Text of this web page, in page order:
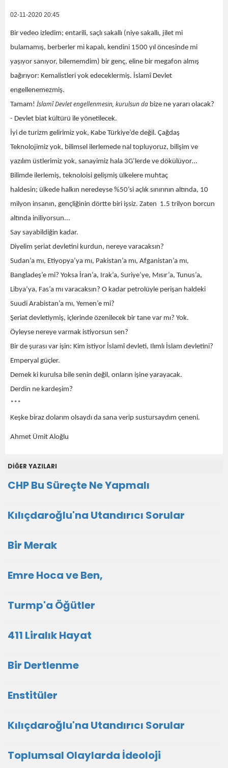
02-11-2020 20:45
Bir vedeo izledim; entarili, saçlı sakallı (niye sakallı, jilet mi
bulamamış, berberler mi kapalı, kendini 1500 yıl öncesinde mi
yaşıyor sanıyor, bilememdim) bir genç, eline bir megafon almış
bağırıyor: Kemalistleri yok edeceklermiş. İslamî Devlet
engellenemezmiş.
Tamam!İslamî Devlet engellenmesin, kurulsun da bize ne yararı olacak?
- Devlet biat kültürü ile yönetilecek.
İyi de turizm gelirimiz yok, Kabe Türkiye’de değil. Çağdaş
Teknolojimiz yok, bilimsel ilerlemede nal topluyoruz, bilişim ve
yazılım üstlerimiz yok, sanayimiz hala 3G’lerde ve dökülüyor…
Bilimde ilerlemiş, teknoloisi gelişmiş ülkelere muhtaç
haldesin; ülkede halkın neredeyse %50’si açlık sınırının altında, 10
milyon insanın, gençliğinin dörtte biri işsiz. Zaten 1.5 tril yon borcun
altında iniliyorsun...
Say sayabildiğin kadar.
Diyelim şeriat devletini kurdun, nereye varacaksın?
Sudan’a mı, Etiyopya’ya mı, Pakistan’a mı, Afganistan’a mı,
Bangladeş’e mi? Yoksa İran’a, Irak’a, Suriye’ye, Mısır’a, Tunus’a,
Libya’ya, Fas’a mı varacaksın? O kadar petrolüyle perişan haldeki
Suudi Arabistan’a mı, Yemen’e mi?
Şeriat devletiymiş, içlerinde özenilecek bir tane var mı? Yok.
Öyleyse nereye varmak istiyorsun sen?
Bir de şurası var işin: Kim istiyor İslamî devleti, Ilımlı İslam devletini?
Emperyal güçler.
Demek ki kurulsa bile senin değil, onların işine yarayacak.
Derdin ne kardeşim?
***
Keşke biraz dolarım olsaydı da sana verip sustursaydım çeneni.
Ahmet Ümit Aloğlu
DİĞER YAZILARI
CHP Bu Süreçte Ne Yapmalı
Kılıçdaroğlu'na Utandırıcı Sorular
Bir Merak
Emre Hoca ve Ben,
Turmp'a Öğütler
411 Liralık Hayat
Bir Dertlenme
Enstitüler
Kılıçdaroğlu'na Utandırıcı Sorular
Toplumsal Olaylarda İdeoloji